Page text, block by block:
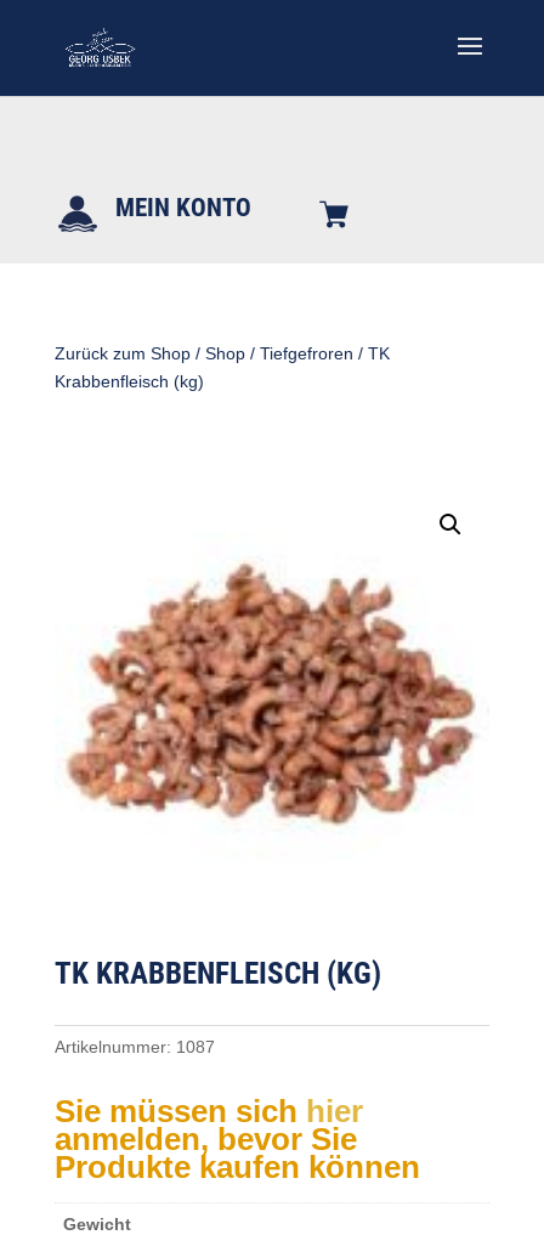
MEIN KONTO
Zurück zum Shop/ Shop/ Tiefgefroren / TK
Krabbenfleisch (kg)
TK KRABBENFLEISCH (KG)
Artikelnummer: 1087
Sie müssen sich hier
anmelden, bevor Sie
Produkte kaufen können
Gewicht